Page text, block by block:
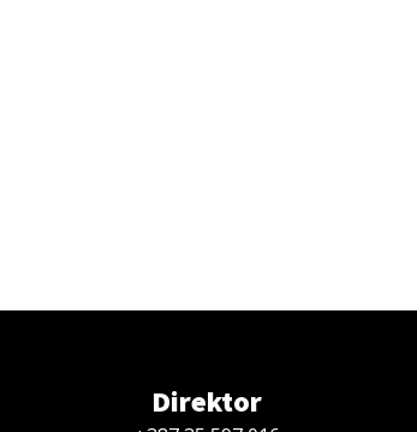
Direktor